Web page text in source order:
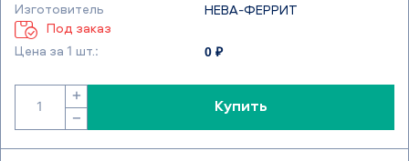
Изготовитель
НЕВА-ФЕРРИТ
Под заказ
Цена за 1 шт.:
0 ₽
−
+
Купить